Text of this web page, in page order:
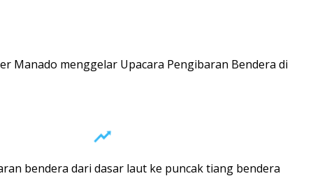
Manado menggelar Upacara Pengibaran Bendera di
bendera dari dasar laut ke puncak tiang bendera